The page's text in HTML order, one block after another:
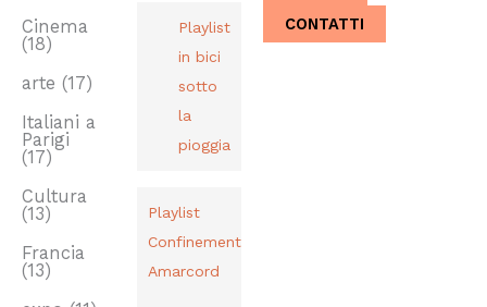
CONTATTI
Playlist
in bici
sotto
la
pioggia
Playlist
Confinement
Amarcord
Cinema
(18)
arte(17)
Italiani a
Parigi
(17)
Cultura
(13)
Francia
(13)